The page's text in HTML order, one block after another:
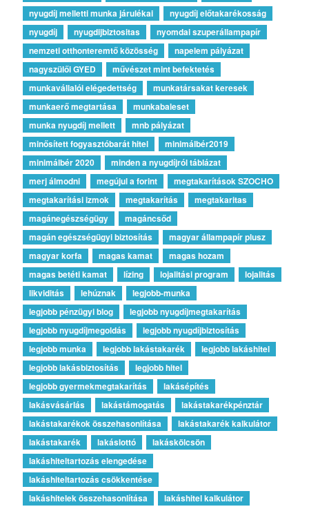
nyugdíj melletti munka járulékai
nyugdíj előtakarékosság
nyugdíj
nyugdijbiztositas
nyomdai szuperállampapír
nemzeti otthonteremtő közösség
napelem pályázat
nagyszülői GYED
művészet mint befektetés
munkavállalói elégedettség
munkatársakat keresek
munkaerő megtartása
munkabaleset
munka nyugdíj mellett
mnb pályázat
minősített fogyasztóbarát hitel
minimálbér2019
minimálbér 2020
minden a nyugdíjról táblázat
merj álmodni
megújul a forint
megtakarítások SZOCHO
megtakarítási izmok
megtakarítás
megtakaritas
magánegészségügy
magáncsőd
magán egészségügyi biztosítás
magyar állampapír plusz
magyar korfa
magas kamat
magas hozam
magas betéti kamat
lízing lojalitási program
lojalitás
likviditás
lehúznak
legjobb-munka
legjobb pénzügyi blog
legjobb nyugdíjmegtakarítás
legjobb nyugdíjmegoldás
legjobb nyugdíjbiztosítás
legjobb munka
legjobb lakástakarék
legjobb lakáshitel
legjobb lakásbiztosítás
legjobb hitel
legjobb gyermekmegtakarítás
lakásépítés
lakásvásárlás
lakástámogatás
lakástakarékpénztár
lakástakarékok összehasonlítása
lakástakarék kalkulátor
lakástakarék
lakáslottó
lakáskölcsön
lakáshiteltartozás elengedése
lakáshiteltartozás csökkentése
lakáshitelek összehasonlítása
lakáshitel kalkulátor